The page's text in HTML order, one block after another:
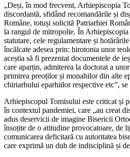
„Deși, în mod frecvent, Arhiepiscopia
discordantă, sfidând recomandările și
Române, totuși solicită Patriarhiei
la rangul de mitropolie. În
statutare, cele regulamentare și
încălcate adesea prin: hirotonia unor
aceștia să fi prezentat documentele de
care aparțin, admiterea la doctorat a
primirea preoților și monahilor din alte
chiriarhului eparhiilor respective etc”, se
Arhiepiscopul Tomisului este criticat și
în contextul pandemiei, care „au creat
adus deservicii de imagine Bisericii
însoțite de o atitudine provocatoare, de
comunicarea deficitară cu autoritatea
care exprimă un duh de indisciplină și